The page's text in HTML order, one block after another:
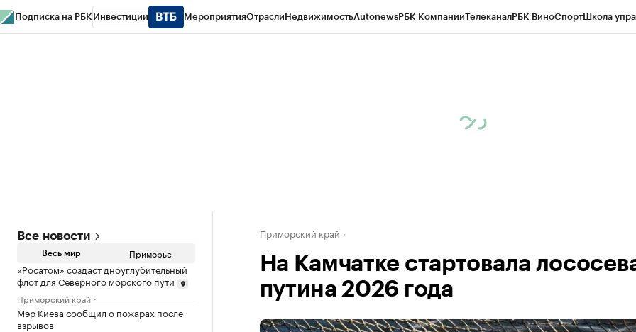
Подписка на РБК Инвестиции МероприятияОтраслиНедвижимостьAutonewsРБК КомпанииТелеканалРБК ВиноСпортШкола
Все новости
Весь мир Приморье
«Росатом» создаст дноуглубительный
флот для Северного морского пути
Приморский край
Мэр Киева сообщил о пожарах после
взрывов
Приморский край
На Камчатке стартовала
путина 2026 года